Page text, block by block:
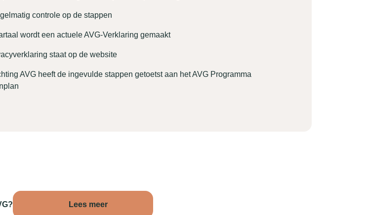
controle op de stappen
wordt een actuele AVG-Verklaring gemaakt
staat op de website
AVG heeft de ingevulde stappen getoetst aan het AVG Programma
Lees meer